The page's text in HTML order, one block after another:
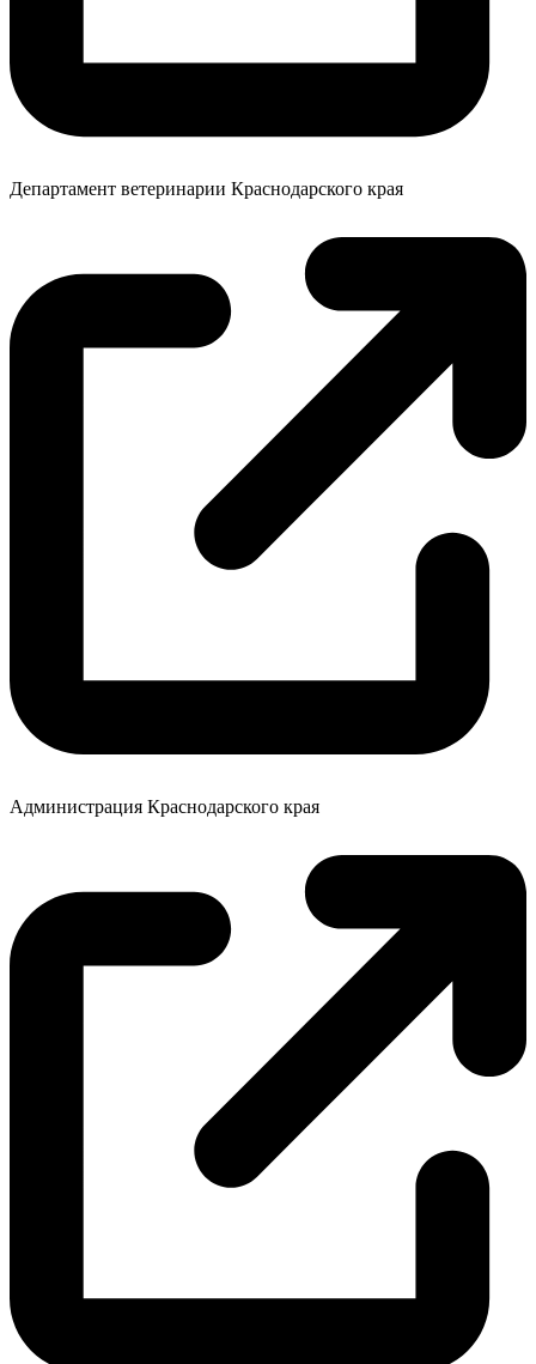
Департамент ветеринарии Краснодарского края
Администрация Краснодарского края